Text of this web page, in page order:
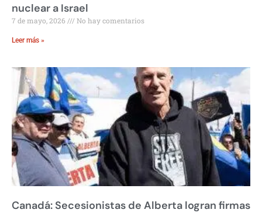
nuclear a Israel
7 de mayo, 2026 No hay comentarios
Leer más »
Canadá: Secesionistas de Alberta logran firmas